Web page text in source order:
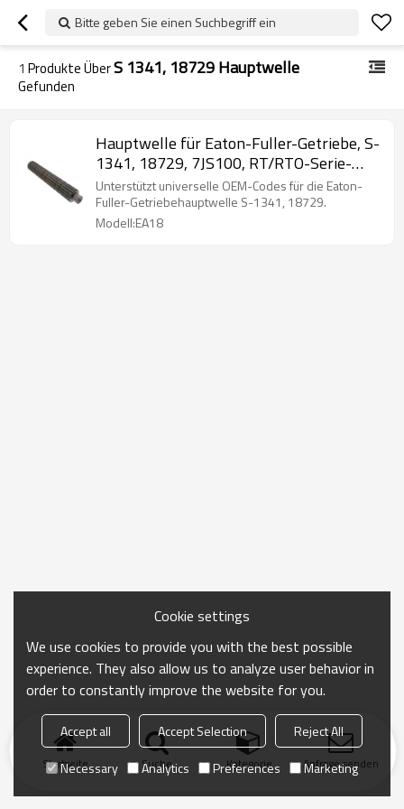
Bitte geben Sie einen Suchbegriff ein
1 Produkte ÜberS 1341, 18729 Hauptwelle
Gefunden
Hauptwelle für Eaton-Fuller-Getriebe, S-
1341, 18729, 7JS100, RT/RTO-Serie-
PAIRGEARS
Unterstützt universelle OEM-Codes für die Eaton-
Fuller-Getriebehauptwelle S-1341, 18729.
Modell:EA18
Startseite Suche Kategorie Anfrage senden
Cookie settings
We use cookies to provide you with the best possible
experience. They also allow us to analyze user behavior in
order to constantly improve the website for you.
Accept all Accept Selection
Reject All
Necessary
Analytics Preferences Marketing